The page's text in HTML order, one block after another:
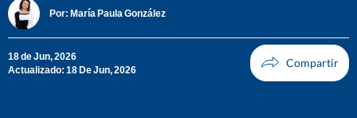
Por: María Paula González
18 de Jun, 2026
Actualizado: 18 De Jun, 2026